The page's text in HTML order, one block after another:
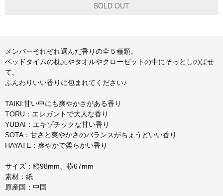
メンバーそれぞれ選んだ香りの全５種類。
ベッドタイムの枕元やタオルやクローゼットの中にそっとしのばせ
て。
ふんわりいい香りに包まれてください♪
TAIKI:甘い中にも爽やかさがある香り
TORU：エレガントで大人な香り
YUDAI：エキゾチックな甘い香り
SOTA：甘さと爽やかさのバランスがちょうどいい香り
HAYATE：爽やかで柔らかい香り
サイズ：縦98mm、横67mm
素材：紙
原産国：中国